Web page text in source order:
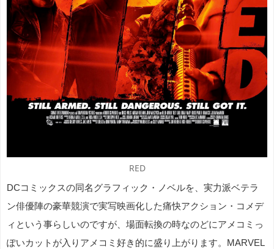
RED
DCコミックスの同名グラフィック・ノベルを、実力派ベテラ
ン俳優陣の豪華競演で実写映画化した痛快アクション・コメデ
ィという事らしいのですが、場面転換の時なのどにアメコミっ
ぽいカットが入りアメコミ好き的に盛り上がります。MARVEL